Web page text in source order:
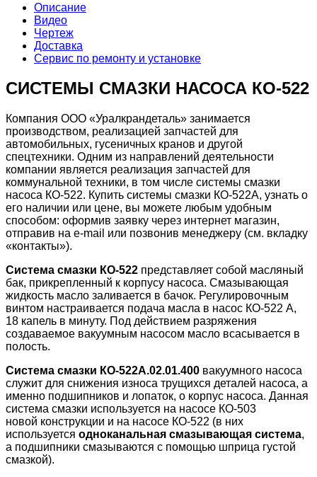
Описание
Видео
Чертеж
Доставка
Сервис по ремонту и установке
СИСТЕМЫ СМАЗКИ НАСОСА КО-522
Компания ООО «Уралкрандеталь» занимается
производством, реализацией запчастей для
автомобильных, гусеничных кранов и другой
спецтехники. Одним из направлений деятельности
компании является реализация запчастей для
коммунальной техники, в том числе системы смазки
насоса КО-522. Купить системы смазки КО-522А, узнать о
его наличии или цене, вы можете любым удобным
способом: оформив заявку через интернет магазин,
отправив на e-mail или позвонив менеджеру (см. вкладку
«контакты»).
Система смазки КО-522 представляет собой масляный
бак, прикрепленный к корпусу насоса. Смазывающая
жидкость масло заливается в бачок. Регулировочным
винтом настраивается подача масла в насос КО-522 А,
18 капель в минуту. Под действием разряжения
создаваемое вакуумным насосом масло всасывается в
полость.
Система смазки КО-522А.02.01.400 вакуумного насоса
служит для снижения износа трущихся деталей насоса, а
именно подшипников и лопаток, о корпус насоса. Данная
система смазки используется на насосе КО-503
новой конструкции и на насосе КО-522 (в них
используется одноканальная смазывающая система,
а подшипники смазываются с помощью шприца густой
смазкой).